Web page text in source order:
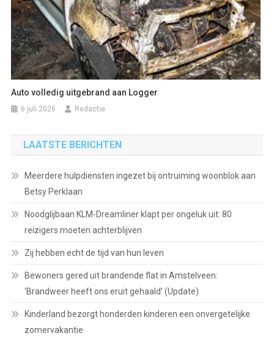
Auto volledig uitgebrand aan Logger
6 juli 2026 Redactie
LAATSTE BERICHTEN
Meerdere hulpdiensten ingezet bij ontruiming woonblok aan
Betsy Perklaan
Noodglijbaan KLM-Dreamliner klapt per ongeluk uit: 80
reizigers moeten achterblijven
Zij hebben echt de tijd van hun leven
Bewoners gered uit brandende flat in Amstelveen:
‘Brandweer heeft ons eruit gehaald’ (Update)
Kinderland bezorgt honderden kinderen een onvergetelijke
zomervakantie